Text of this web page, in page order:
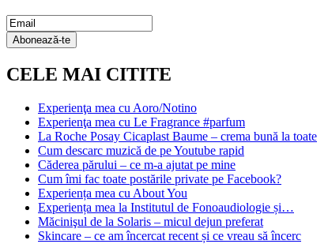
Email
Subscription
Abonează-te
CELE MAI CITITE
Experienţa mea cu Aoro/Notino
Experienţa mea cu Le Fragrance #parfum
La Roche Posay Cicaplast Baume – crema bună la toate
Cum descarc muzică de pe Youtube rapid
Căderea părului – ce m-a ajutat pe mine
Cum îmi fac toate postările private pe Facebook?
Experiența mea cu About You
Experiența mea la Institutul de Fonoaudiologie și…
Măcinişul de la Solaris – micul dejun preferat
Skincare – ce am încercat recent și ce vreau să încerc